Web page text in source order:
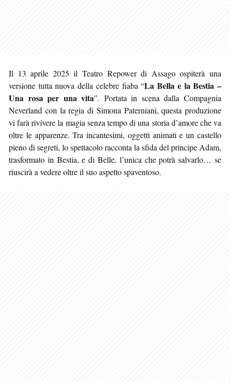
Il 13 aprile 2025 il Teatro Repower di Assago ospiterà una
versione tutta nuova della celebre fiaba “La Bella e la Bestia –
Una rosa per una vita”. Portata in scena dalla Compagnia
Neverland con la regia di Simona Paterniani, questa produzione
vi farà rivivere la magia senza tempo di una storia d’amore che va
oltre le apparenze. Tra incantesimi, oggetti animati e un castello
pieno di segreti, lo spettacolo racconta la sfida del principe Adam,
trasformato in Bestia, e di Belle, l’unica che potrà salvarlo… se
riuscirà a vedere oltre il suo aspetto spaventoso.